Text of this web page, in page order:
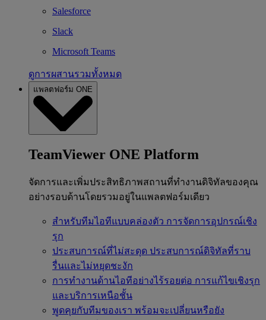
Salesforce
Slack
Microsoft Teams
ดูการผสานรวมทั้งหมด
แพลตฟอร์ม ONE
TeamViewer ONE Platform
จัดการและเพิ่มประสิทธิภาพสถานที่ทำงานดิจิทัลของคุณ
อย่างรอบด้านโดยรวมอยู่ในแพลตฟอร์มเดียว
สำหรับทีมไอทีแบบคล่องตัว การจัดการอุปกรณ์เชิง
รุก
ประสบการณ์ที่ไม่สะดุด ประสบการณ์ดิจิทัลที่ราบ
รื่นและไม่หยุดชะงัก
การทำงานด้านไอทีอย่างไร้รอยต่อ การแก้ไขเชิงรุก
และบริการเหนือชั้น
พูดคุยกับทีมของเรา พร้อมจะเปลี่ยนหรือยัง